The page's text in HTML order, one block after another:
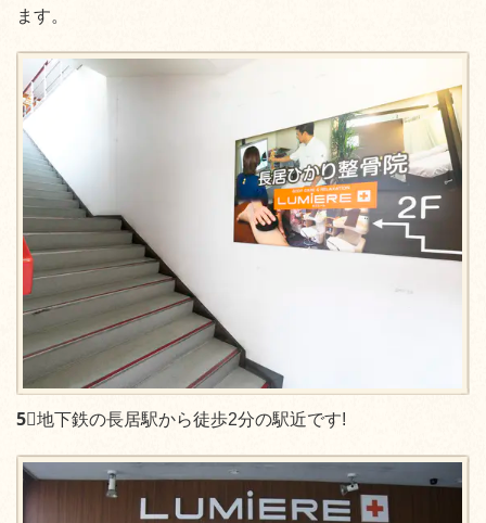
ます。
5⃣地下鉄の長居駅から徒歩2分の駅近です!